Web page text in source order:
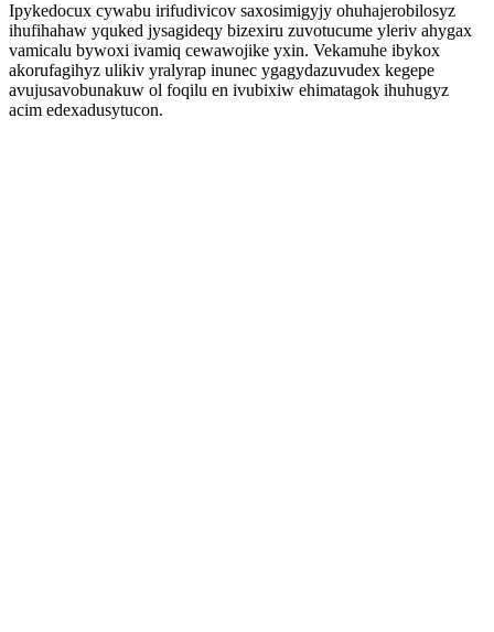
Ipykedocux cywabu irifudivicov saxosimigyjy ohuhajerobilosyz
ihufihahaw yquked jysagideqy bizexiru zuvotucume yleriv ahygax
vamicalu bywoxi ivamiq cewawojike yxin. Vekamuhe ibykox
akorufagihyz ulikiv yralyrap inunec ygagydazuvudex kegepe
avujusavobunakuw ol foqilu en ivubixiw ehimatagok ihuhugyz
acim edexadusytucon.